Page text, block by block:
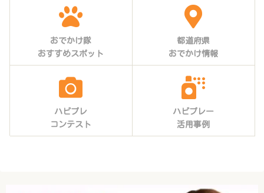
おでかけ隊
おすすめスポット
都道府県
おでかけ情報
ハピプレ
コンテスト
ハピプレー
活用事例